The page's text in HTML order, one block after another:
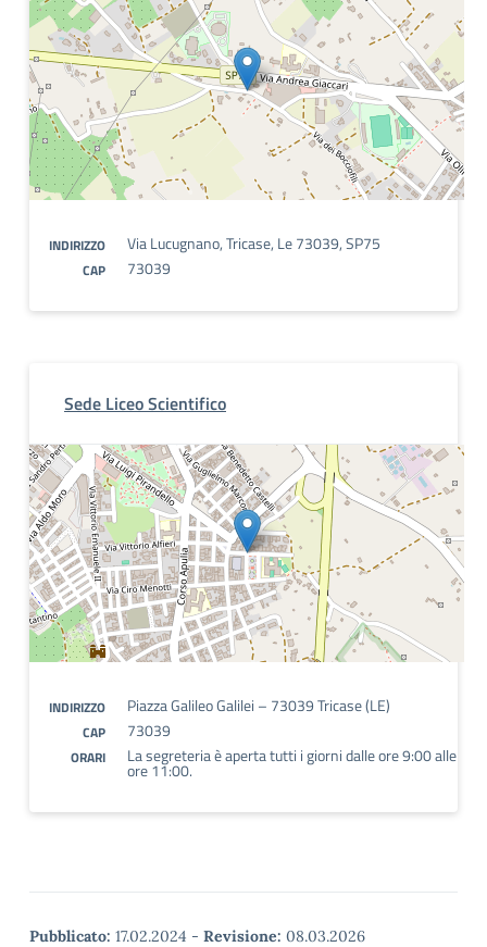
INDIRIZZO Via Lucugnano, Tricase, Le 73039, SP75
CAP 73039
Sede Liceo Scientifico
INDIRIZZO Piazza Galileo Galilei – 73039 Tricase (LE)
CAP 73039
ORARI La segreteria è aperta tutti i giorni dalle ore 9:00 alle
ore 11:00.
Pubblicato: 17.02.2024 - Revisione: 08.03.2026